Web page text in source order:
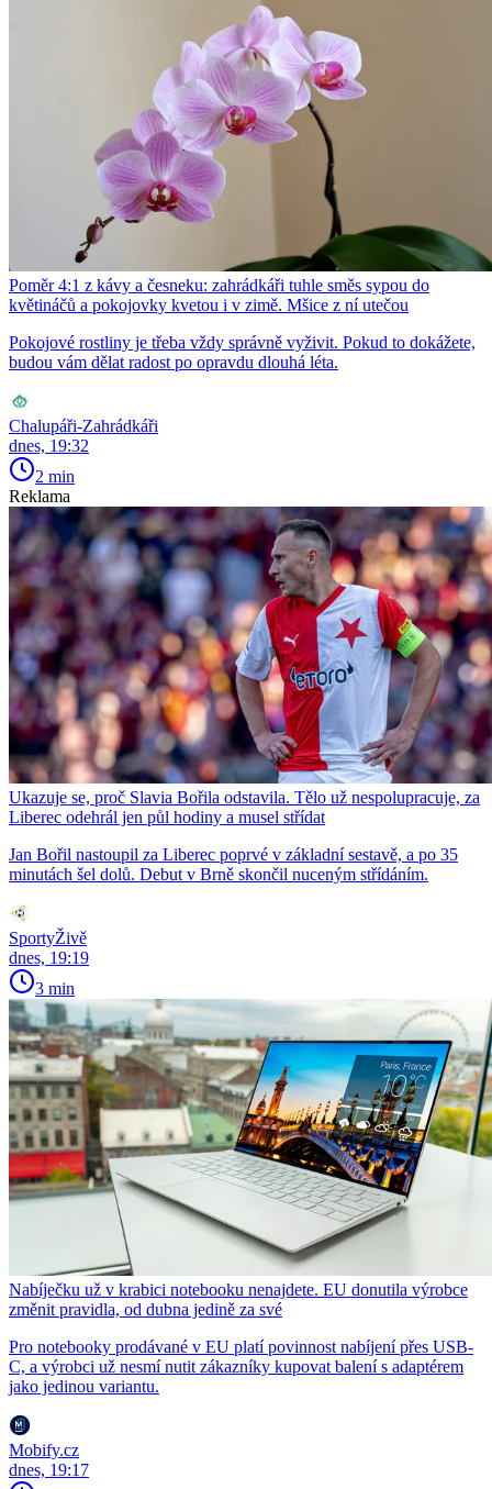
Poměr 4:1 z kávy a česneku: zahrádkáři tuhle směs sypou do
květináčů a pokojovky kvetou i v zimě. Mšice z ní utečou
Pokojové rostliny je třeba vždy správně vyživit. Pokud to dokážete,
budou vám dělat radost po opravdu dlouhá léta.
Chalupáři-Zahrádkáři
dnes, 19:32
2 min
Reklama
Ukazuje se, proč Slavia Bořila odstavila. Tělo už nespolupracuje, za
Liberec odehrál jen půl hodiny a musel střídat
Jan Bořil nastoupil za Liberec poprvé v základní sestavě, a po 35
minutách šel dolů. Debut v Brně skončil nuceným střídáním.
SportyŽivě
dnes, 19:19
3 min
Nabíječku už v krabici notebooku nenajdete. EU donutila výrobce
změnit pravidla, od dubna jedině za své
Pro notebooky prodávané v EU platí povinnost nabíjení přes USB-
C, a výrobci už nesmí nutit zákazníky kupovat balení s adaptérem
jako jedinou variantu.
Mobify.cz
dnes, 19:17